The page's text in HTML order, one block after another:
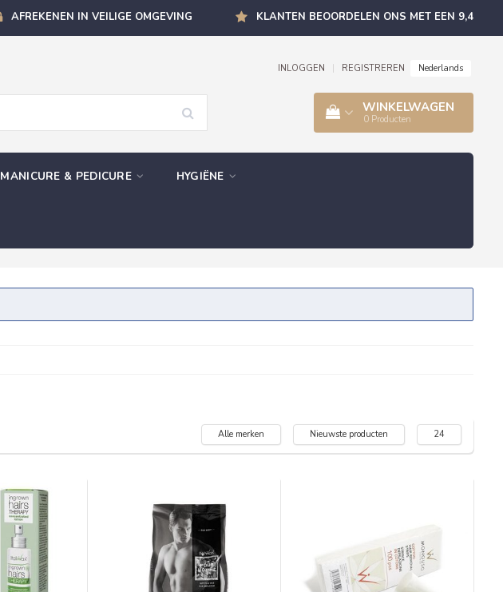
AFREKENEN IN VEILIGE OMGEVING KLANTEN BEOORDELEN ONS MET EEN 9,4
INLOGGEN REGISTREREN Nederlands
WINKELWAGEN
0 Producten
MANICURE & PEDICURE HYGIËNE
Alle merken Nieuwste producten 24